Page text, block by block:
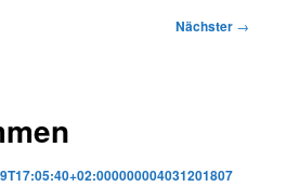
Nächster →